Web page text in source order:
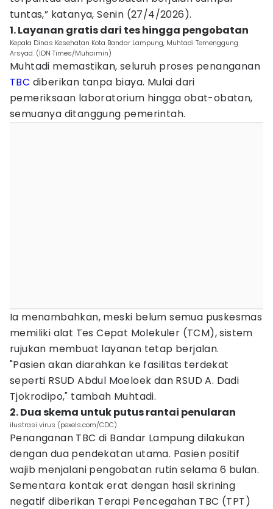
tuntas,” katanya, Senin (27/4/2026).
1. Layanan gratis dari tes hingga pengobatan
Kepala Dinas Kesehatan Kota Bandar Lampung, Muhtadi Temenggung
Arsyad. (IDN Times/Muhaimin)
Muhtadi memastikan, seluruh proses penanganan
TBC diberikan tanpa biaya. Mulai dari
pemeriksaan laboratorium hingga obat-obatan,
semuanya ditanggung pemerintah.
Ia menambahkan, meski belum semua puskesmas
memiliki alat Tes Cepat Molekuler (TCM), sistem
rujukan membuat layanan tetap berjalan.
"Pasien akan diarahkan ke fasilitas terdekat
seperti RSUD Abdul Moeloek dan RSUD A. Dadi
Tjokrodipo," tambah Muhtadi.
2. Dua skema untuk putus rantai penularan
ilustrasi virus (pexels.com/CDC)
Penanganan TBC di Bandar Lampung dilakukan
dengan dua pendekatan utama. Pasien positif
wajib menjalani pengobatan rutin selama 6 bulan.
Sementara kontak erat dengan hasil skrining
negatif diberikan Terapi Pencegahan TBC (TPT)